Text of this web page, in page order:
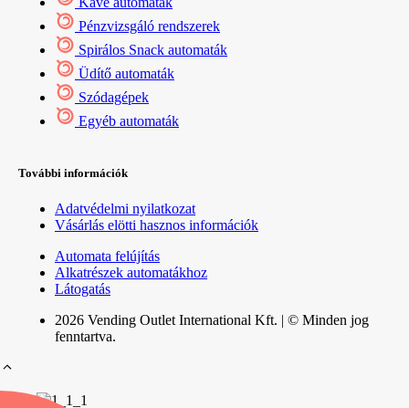
Pénzvizsgáló rendszerek
Spirálos Snack automaták
Üdítő automaták
Szódagépek
Egyéb automaták
További információk
Adatvédelmi nyilatkozat
Vásárlás elötti hasznos információk
Automata felújítás
Alkatrészek automatákhoz
Látogatás
2026 Vending Outlet International Kft. | © Minden jog
fenntartva.